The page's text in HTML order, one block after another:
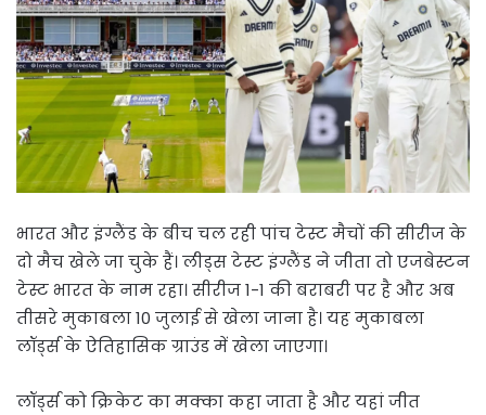
भारत और इंग्लैंड के बीच चल रही पांच टेस्ट मैचों की सीरीज के
दो मैच खेले जा चुके हैं। लीड्स टेस्ट इंग्लैंड ने जीता तो एजबेस्टन
टेस्ट भारत के नाम रहा। सीरीज 1-1 की बराबरी पर है और अब
तीसरे मुकाबला 10 जुलाई से खेला जाना है। यह मुकाबला
लॉर्ड्स के ऐतिहासिक ग्राउंड में खेला जाएगा।
लॉर्ड्स को क्रिकेट का मक्का कहा जाता है और यहां जीत